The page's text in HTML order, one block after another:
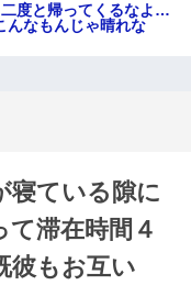
度と帰ってくるなよ…
んなもんじゃ晴れな
寝ている隙に
滞在時間４
彼もお互い